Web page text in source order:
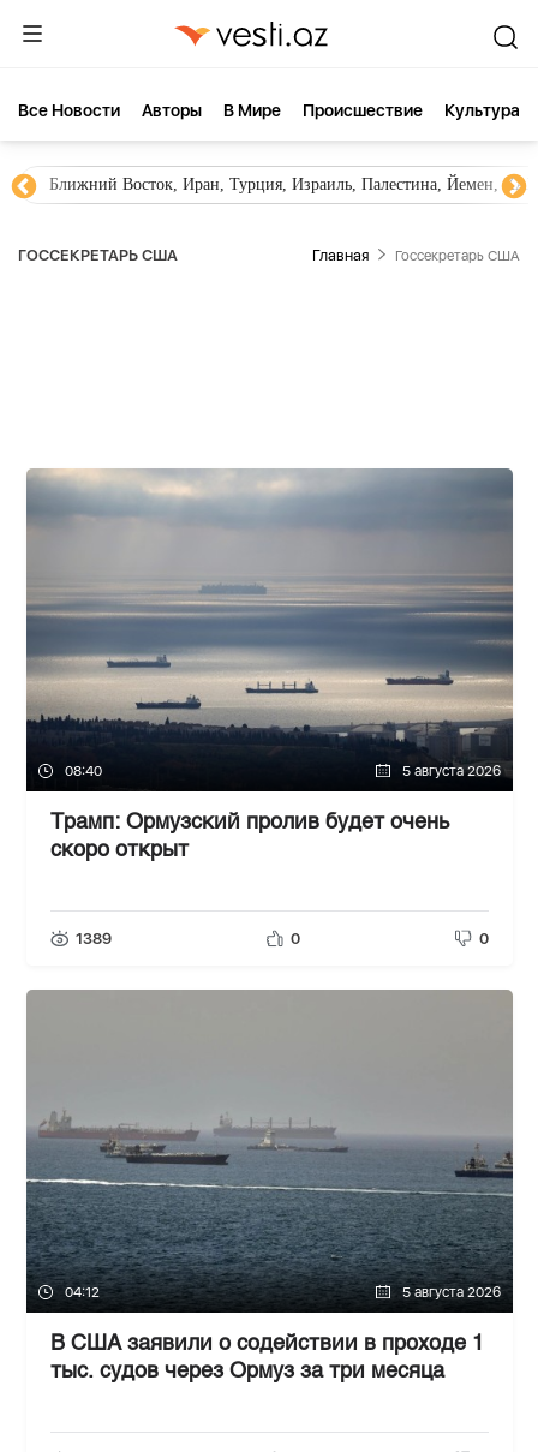
Все Новости Aвторы В Мире Происшествие Культура
Новости Азербайджана Южный Кавказ, Грузия,
ГОССЕКРЕТАРЬ США Главная Госсекретарь США
08:40 5 августа 2026
Трамп: Ормузский пролив будет очень
скоро открыт
1389 0 0
04:12 5 августа 2026
В США заявили о содействии в проходе 1
тыс. судов через Ормуз за три месяца